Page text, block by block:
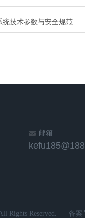
统技术参数与安全规范
邮箱
Rights Reserved. 备案